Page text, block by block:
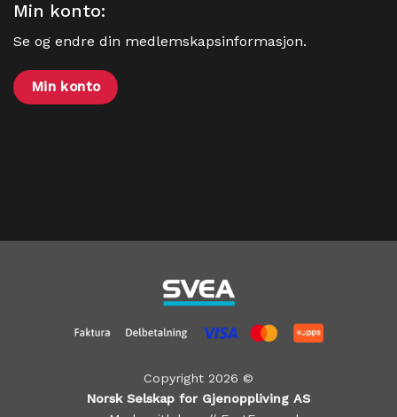
Min konto:
Se og endre din medlemskapsinformasjon.
Min konto
Copyright 2026 ©
Norsk Selskap for Gjenoppliving AS